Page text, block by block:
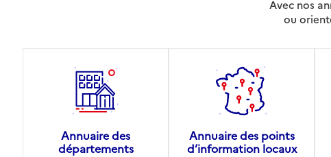
Avec nos
ou
Annuaire des
départements
Annuaire des points
d’information locaux